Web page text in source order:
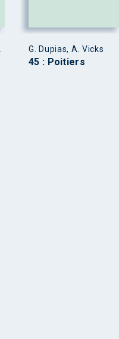
G. Dupias, A. Vicks
45 : Poitiers